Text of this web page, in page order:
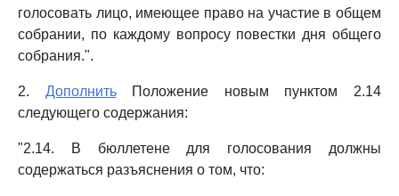
голосовать лицо, имеющее право на участие в общем
собрании, по каждому вопросу повестки дня общего
собрания.".
2. ДополнитьПоложение новым пунктом 2.14
следующего содержания:
"2.14. В бюллетене для голосования должны
содержаться разъяснения о том, что: